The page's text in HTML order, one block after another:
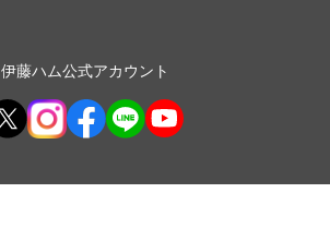
伊藤ハム公式アカウント